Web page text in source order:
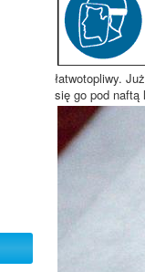
w
n
i
k
ó
:
łatwotopliwy.
się go pod naftą